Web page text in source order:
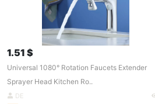
1.51 $
Universal 1080° Rotation Faucets Extender
Sprayer Head Kitchen Ro..
DE